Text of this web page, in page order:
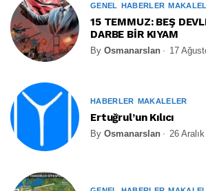
GENEL HABERLER
15 TEMMUZ: BEŞ
DARBE BİR KIYAM
By Osmanarslan 17
HABERLER MAKALELER
Ertuğrul’un Kılıcı
By Osmanarslan 26